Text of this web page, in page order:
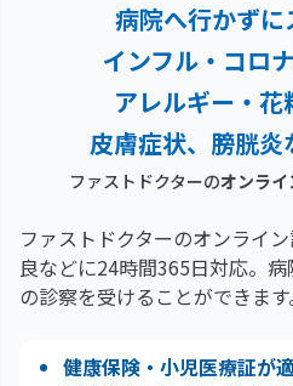
病院へ行かずに
インフル・コロ
アレルギー・花
皮膚症状、膀胱
ファストドクターのオンライ
ファストドクターのオンライ
良などに24時間365日対応。 病
の診察を受けることができます
健康保険・小児医療証が